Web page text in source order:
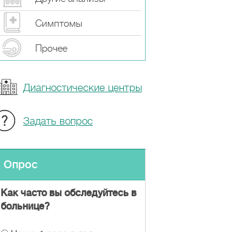
Симптомы
Прочeе
Диагностические центры
Задать вопрос
Опрос
Как часто вы обследуйтесь в
больнице?